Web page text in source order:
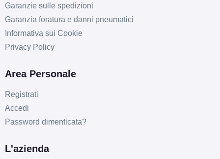
Garanzie sulle spedizioni
Garanzia foratura e danni pneumatici
Informativa sui Cookie
Privacy Policy
Area Personale
Registrati
Accedi
Password dimenticata?
L'azienda